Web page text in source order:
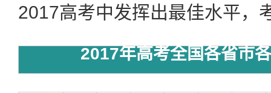
2017高考中发挥出最佳水平，
2017年高考全国各省市